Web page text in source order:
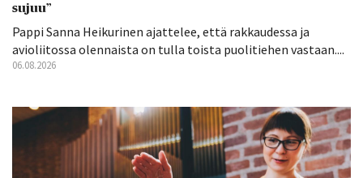
sujuu”
Pappi Sanna Heikurinen ajattelee, että rakkaudessa ja
avioliitossa olennaista on tulla toista puolitiehen vastaan....
06.08.2026